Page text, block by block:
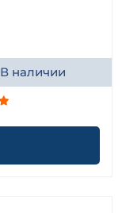
В наличии